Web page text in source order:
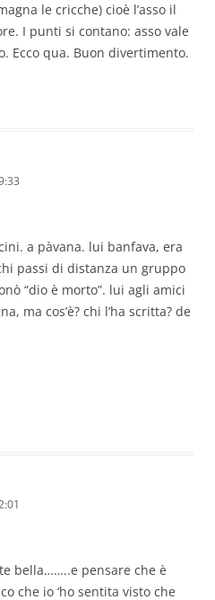
le cricche) cioè l’asso il
I punti si contano: asso vale
Ecco qua. Buon divertimento.
a pàvana. lui banfava, era
passi di distanza un gruppo
“dio è morto”. lui agli amici
ma cos’è? chi l’ha scritta? de
bella……..e pensare che è
che io ‘ho sentita visto che